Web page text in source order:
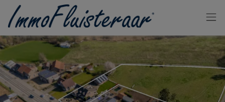
Passer le menu et aller au contenu